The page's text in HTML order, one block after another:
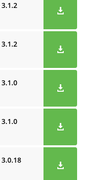
3.1.2
3.1.2
3.1.0
3.1.0
3.0.18